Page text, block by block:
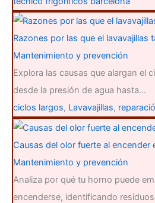
Razones por las que el lavavajillas
Mantenimiento y prevención
Explora las causas que alargan el
desde la presión de agua hasta…
ciclos largos, Lavavajillas,
Causas del olor fuerte al encender
Mantenimiento y prevención
Analiza por qué tu horno puede
encenderse, identificando